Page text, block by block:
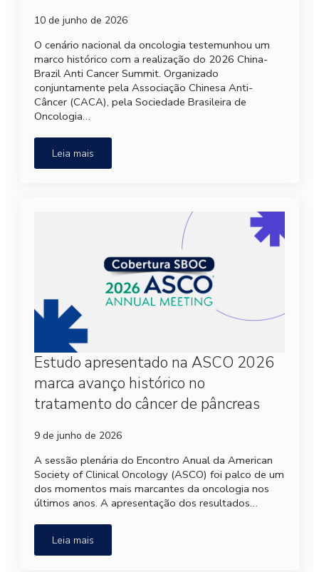
10 de junho de 2026
O cenário nacional da oncologia testemunhou um
marco histórico com a realização do 2026 China-
Brazil Anti Cancer Summit. Organizado
conjuntamente pela Associação Chinesa Anti-
Câncer (CACA), pela Sociedade Brasileira de
Oncologia…
Leia mais
Estudo apresentado na ASCO 2026
marca avanço histórico no
tratamento do câncer de pâncreas
9 de junho de 2026
A sessão plenária do Encontro Anual da American
Society of Clinical Oncology (ASCO) foi palco de um
dos momentos mais marcantes da oncologia nos
últimos anos. A apresentação dos resultados…
Leia mais